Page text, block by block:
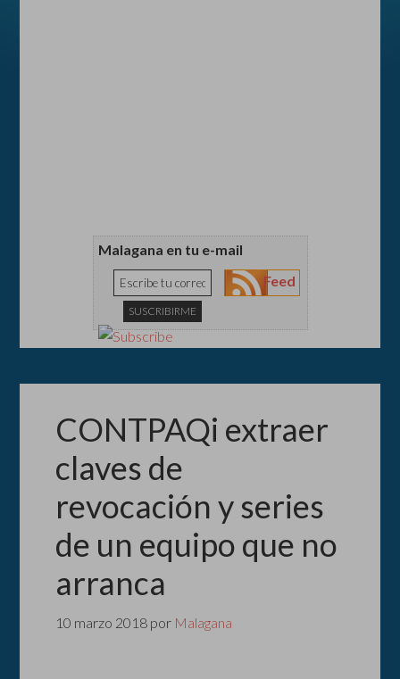
Malagana en tu e-mail
Feed
CONTPAQi extraer
claves de
revocación y series
de un equipo que no
arranca
10 marzo 2018 por Malagana